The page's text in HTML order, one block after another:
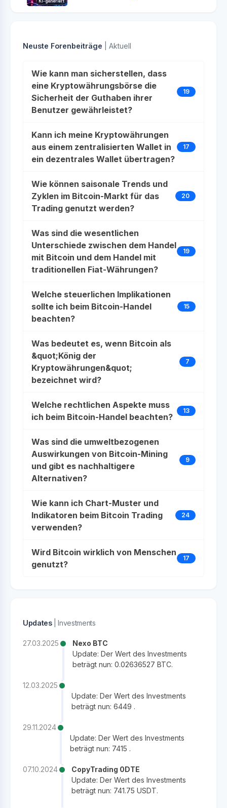
KI-generiert
Neuste Forenbeiträge | Aktuell
Wie kann man sicherstellen, dass
eine Kryptowährungsbörse die
Sicherheit der Guthaben ihrer
Benutzer gewährleistet?
19
Kann ich meine Kryptowährungen
aus einem zentralisierten Wallet in
ein dezentrales Wallet übertragen?
17
Wie können saisonale Trends und
Zyklen im Bitcoin-Markt für das
Trading genutzt werden?
20
Was sind die wesentlichen
Unterschiede zwischen dem Handel
mit Bitcoin und dem Handel mit
traditionellen Fiat-Währungen?
19
Welche steuerlichen Implikationen
sollte ich beim Bitcoin-Handel
beachten?
15
Was bedeutet es, wenn Bitcoin als
&quot;König der
Kryptowährungen&quot;
bezeichnet wird?
7
Welche rechtlichen Aspekte muss
ich beim Bitcoin-Handel beachten?
13
Was sind die umweltbezogenen
Auswirkungen von Bitcoin-Mining
und gibt es nachhaltigere
Alternativen?
9
Wie kann ich Chart-Muster und
Indikatoren beim Bitcoin Trading
verwenden?
24
Wird Bitcoin wirklich von Menschen
genutzt?
17
Updates | Investments
27.03.2025
Nexo BTC
Update: Der Wert des Investments
beträgt nun: 0.02636527 BTC.
12.03.2025
Update: Der Wert des Investments
beträgt nun: 6449 .
29.11.2024
Update: Der Wert des Investments
beträgt nun: 7415 .
07.10.2024
CopyTrading 0DTE
Update: Der Wert des Investments
beträgt nun: 741.75 USDT.